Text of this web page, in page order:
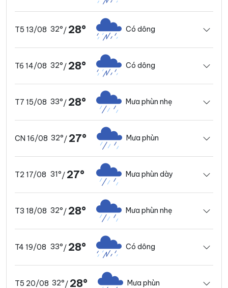
T5 13/08 32°/ 28° Có dông
T6 14/08 32°/ 28° Có dông
T7 15/08 33°/ 28° Mưa phùn nhẹ
CN 16/08 32°/ 27° Mưa phùn
T2 17/08 31°/ 27° Mưa phùn dày
T3 18/08 32°/ 28° Mưa phùn nhẹ
T4 19/08 33°/ 28° Có dông
T5 20/08 32°/ 28° Mưa phùn